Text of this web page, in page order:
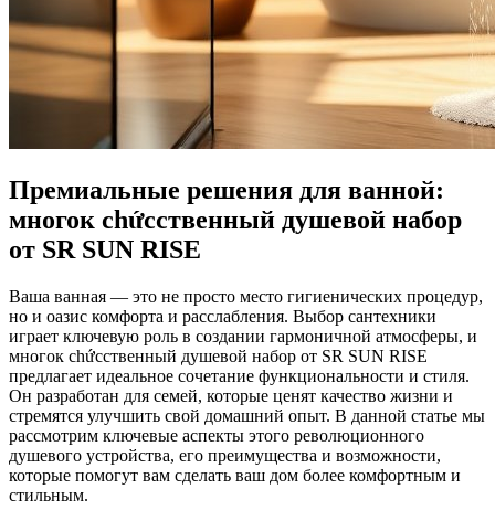
Премиальные решения для ванной:
многок chứcственный душевой набор
от SR SUN RISE
Ваша ванная — это не просто место гигиенических процедур,
но и оазис комфорта и расслабления. Выбор сантехники
играет ключевую роль в создании гармоничной атмосферы, и
многок chứcственный душевой набор от SR SUN RISE
предлагает идеальное сочетание функциональности и стиля.
Он разработан для семей, которые ценят качество жизни и
стремятся улучшить свой домашний опыт. В данной статье мы
рассмотрим ключевые аспекты этого революционного
душевого устройства, его преимущества и возможности,
которые помогут вам сделать ваш дом более комфортным и
стильным.